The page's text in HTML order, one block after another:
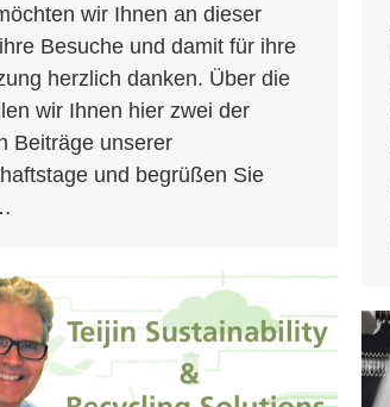
wir Ihnen an dieser
Besuche und damit für ihre
herzlich danken. Über die
wir Ihnen hier zwei der
Beiträge unserer
und begrüßen Sie